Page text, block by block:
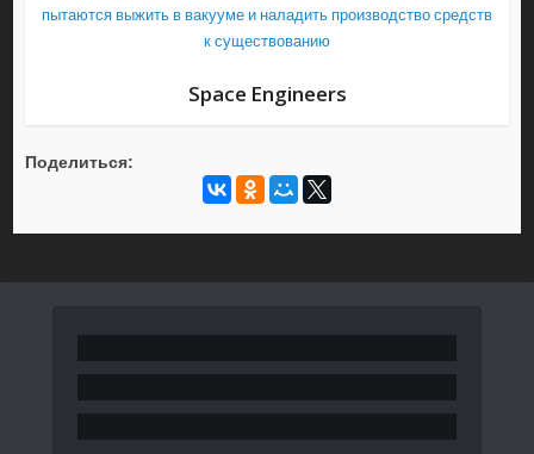
пытаются выжить в вакууме и наладить производство средств
к существованию
Space Engineers
Поделиться: